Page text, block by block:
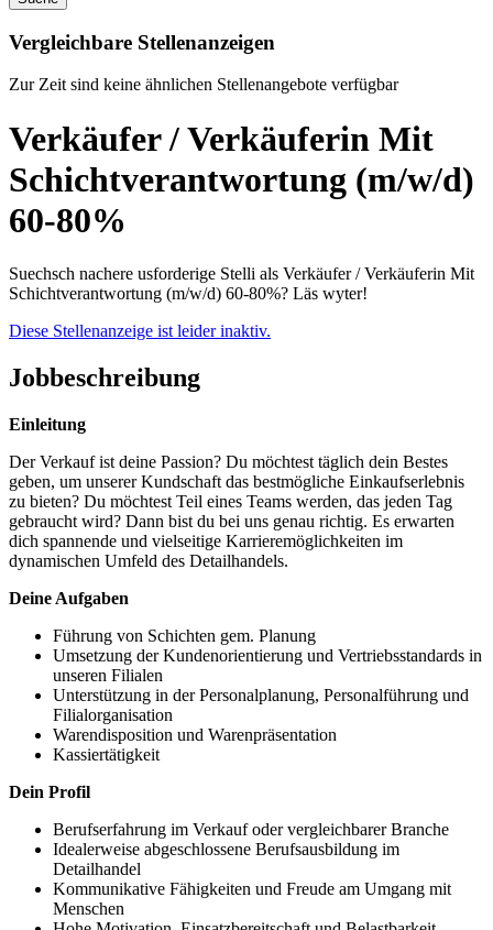
Vergleichbare Stellenanzeigen
Zur Zeit sind keine ähnlichen Stellenangebote verfügbar
Verkäufer / Verkäuferin Mit
Schichtverantwortung (m/w/d)
60-80%
Suechsch nachere usforderige Stelli als Verkäufer / Verkäuferin Mit
Schichtverantwortung (m/w/d) 60-80%? Läs wyter!
Diese Stellenanzeige ist leider inaktiv.
Jobbeschreibung
Einleitung
Der Verkauf ist deine Passion? Du möchtest täglich dein Bestes
geben, um unserer Kundschaft das bestmögliche Einkaufserlebnis
zu bieten? Du möchtest Teil eines Teams werden, das jeden Tag
gebraucht wird? Dann bist du bei uns genau richtig. Es erwarten
dich spannende und vielseitige Karrieremöglichkeiten im
dynamischen Umfeld des Detailhandels.
Deine Aufgaben
Führung von Schichten gem. Planung
Umsetzung der Kundenorientierung und Vertriebsstandards in
unseren Filialen
Unterstützung in der Personalplanung, Personalführung und
Filialorganisation
Warendisposition und Warenpräsentation
Kassiertätigkeit
Dein Profil
Berufserfahrung im Verkauf oder vergleichbarer Branche
Idealerweise abgeschlossene Berufsausbildung im
Detailhandel
Kommunikative Fähigkeiten und Freude am Umgang mit
Menschen